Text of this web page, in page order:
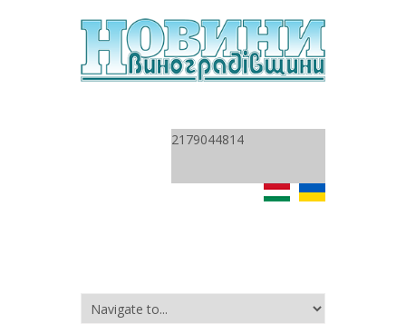
2179044814